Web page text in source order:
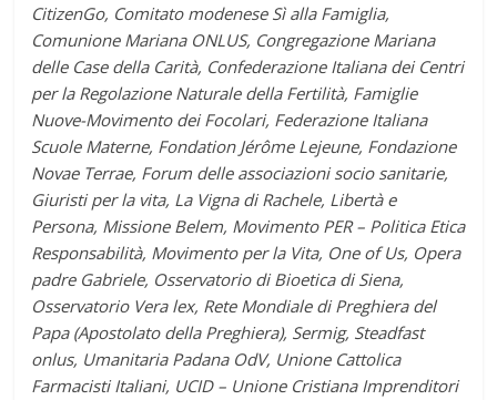
CitizenGo, Comitato modenese Sì alla Famiglia,
Comunione Mariana ONLUS, Congregazione Mariana
delle Case della Carità, Confederazione Italiana dei Centri
per la Regolazione Naturale della Fertilità, Famiglie
Nuove-Movimento dei Focolari, Federazione Italiana
Scuole Materne, Fondation Jérôme Lejeune, Fondazione
Novae Terrae, Forum delle associazioni socio sanitarie,
Giuristi per la vita, La Vigna di Rachele, Libertà e
Persona, Missione Belem, Movimento PER – Politica Etica
Responsabilità, Movimento per la Vita, One of Us, Opera
padre Gabriele, Osservatorio di Bioetica di Siena,
Osservatorio Vera lex, Rete Mondiale di Preghiera del
Papa (Apostolato della Preghiera), Sermig, Steadfast
onlus, Umanitaria Padana OdV, Unione Cattolica
Farmacisti Italiani, UCID – Unione Cristiana Imprenditori